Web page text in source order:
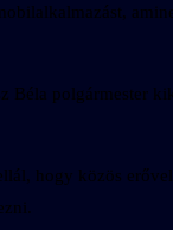
polgármester
hogy közös